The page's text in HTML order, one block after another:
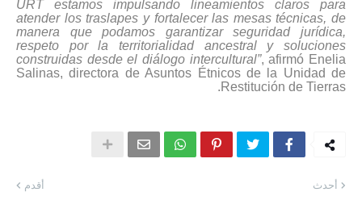
URT estamos impulsando lineamientos claros para
atender los traslapes y fortalecer las mesas técnicas, de
manera que podamos garantizar seguridad jurídica,
respeto por la territorialidad ancestral y soluciones
construidas desde el diálogo intercultural”, afirmó Enelia
Salinas, directora de Asuntos Étnicos de la Unidad de
Restitución de Tierras.
أحدث أقدم